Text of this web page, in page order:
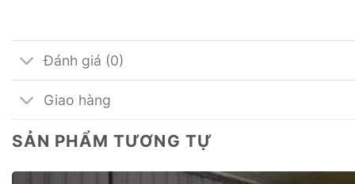
Đánh giá (0)
Giao hàng
SẢN PHẨM TƯƠNG TỰ